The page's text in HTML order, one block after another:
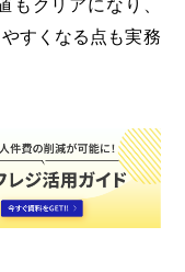
もクリアになり、
すくなる点も実務